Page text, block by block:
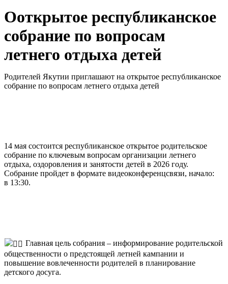
Ооткрытое республиканское
собрание по вопросам
летнего отдыха детей
Родителей Якутии приглашают на открытое республиканское
собрание по вопросам летнего отдыха детей
14 мая состоится республиканское открытое родительское
собрание по ключевым вопросам организации летнего
отдыха, оздоровления и занятости детей в 2026 году.
Собрание пройдет в формате видеоконференцсвязи, начало:
в 13:30.
Главная цель собрания – информирование родительской
общественности о предстоящей летней кампании и
повышение вовлеченности родителей в планирование
детского досуга.